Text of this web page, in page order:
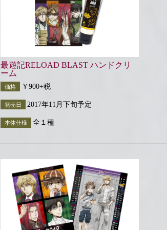
最遊記RELOAD BLAST ハンドクリ
ーム
価格 ￥900+税
発売日 2017年11月下旬予定
本体仕様 全１種